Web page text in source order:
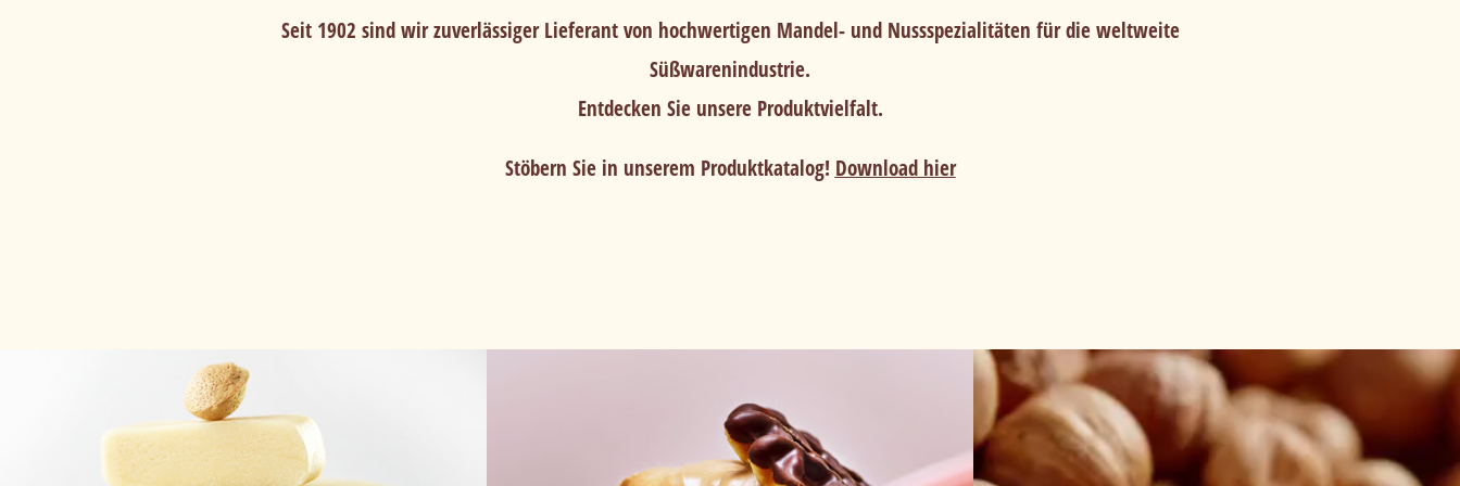
Seit 1902 sind wir zuverlässiger Lieferant von hochwertigen Mandel- und Nussspezialitäten für die weltweite
Süßwarenindustrie.
Entdecken Sie unsere Produktvielfalt.
Stöbern Sie in unserem Produktkatalog! Download hier